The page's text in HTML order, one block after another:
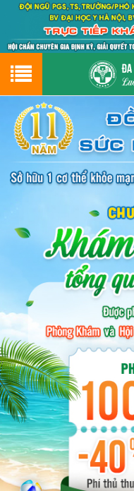
Hotline
GIỚI THIỆU
GIỚI
CƠ SỞ
ĐẶT
ĐƯỜNG
PHỤ KHOA
BỆNH HẬU MÔN
BỆNH XÃ HỘI